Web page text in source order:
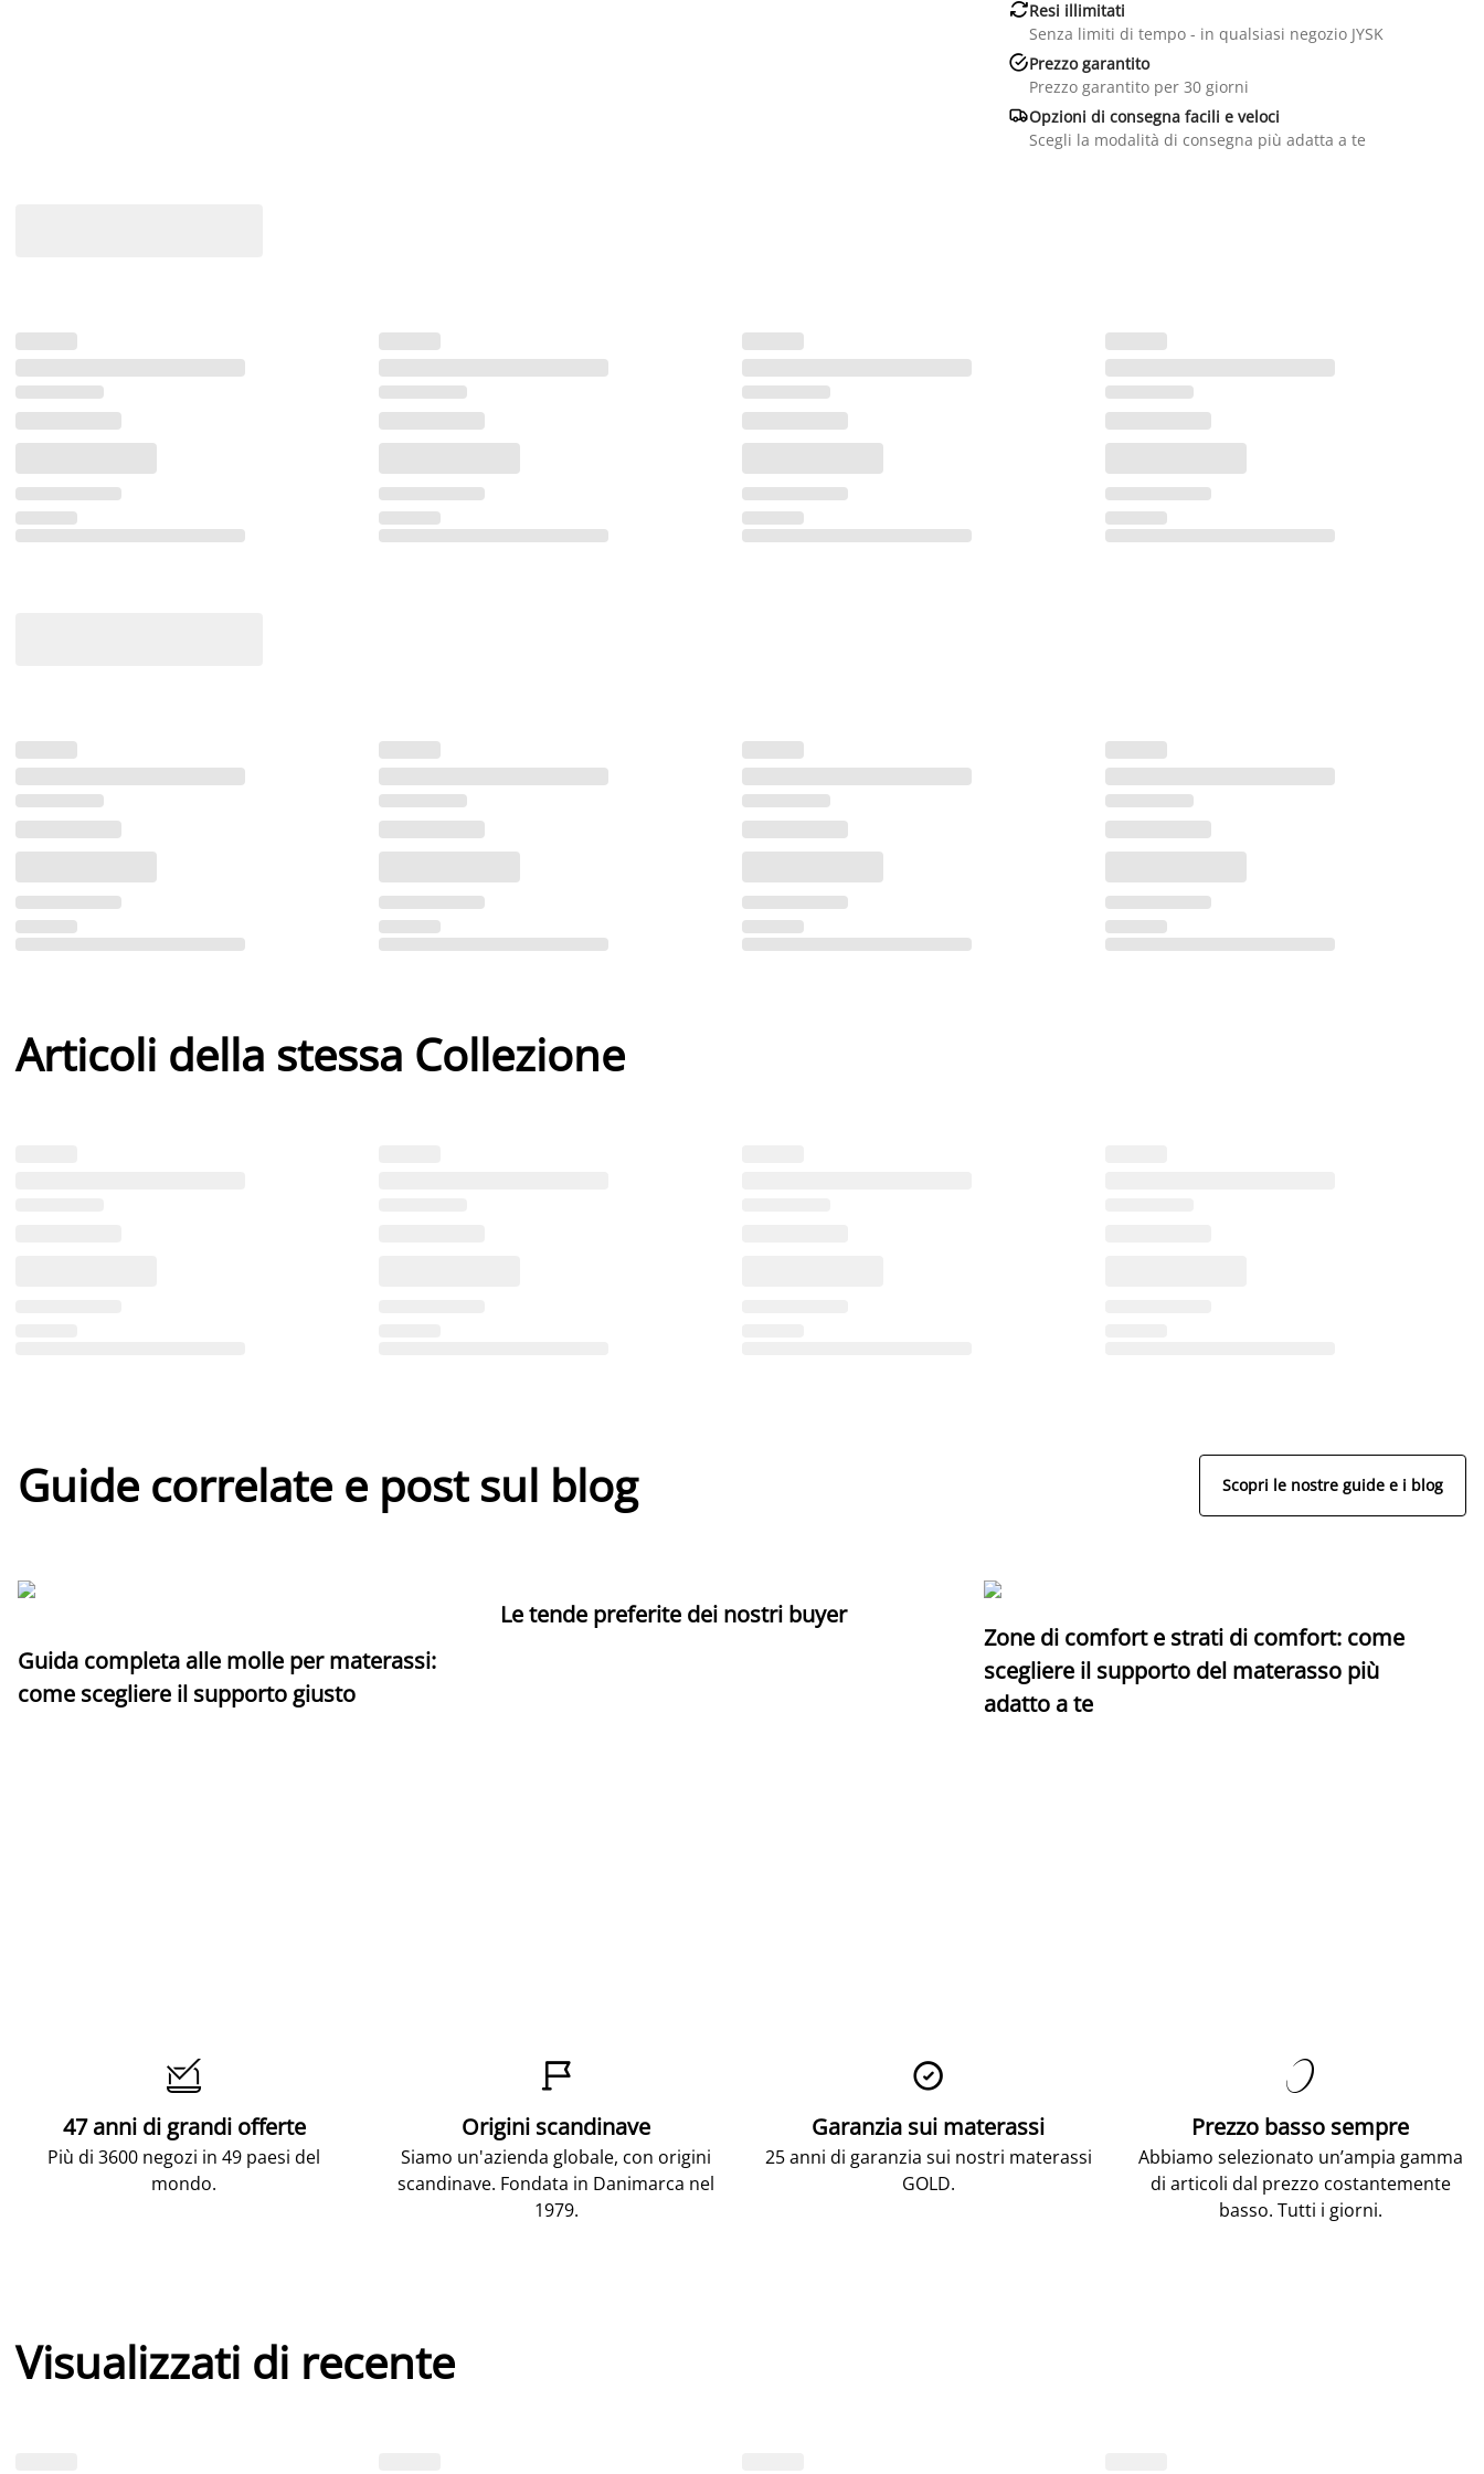
Resi illimitati
Senza limiti di tempo - in qualsiasi negozio JYSK
Prezzo garantito
Prezzo garantito per 30 giorni
Opzioni di consegna facili e veloci
Scegli la modalità di consegna più adatta a te
Articoli della stessa Collezione
Guide correlate e post sul blog Scopri le nostre guide e i blog
Guida completa alle molle per materassi:
come scegliere il supporto giusto
Le tende preferite dei nostri buyer
Zone di comfort e strati di comfort: come
scegliere il supporto del materasso più
adatto a te

47 anni di grandi offerte
Più di 3600 negozi in 49 paesi del
mondo.

Origini scandinave
Siamo un'azienda globale, con origini
scandinave. Fondata in Danimarca nel
1979.

Garanzia sui materassi
25 anni di garanzia sui nostri materassi
GOLD.

Prezzo basso sempre
Abbiamo selezionato un’ampia gamma
di articoli dal prezzo costantemente
basso. Tutti i giorni.
Visualizzati di recente